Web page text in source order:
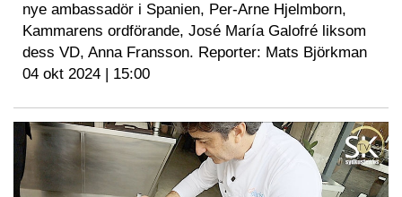
nye ambassadör i Spanien, Per-Arne Hjelmborn,
Kammarens ordförande, José María Galofré liksom
dess VD, Anna Fransson. Reporter: Mats Björkman
04 okt 2024 | 15:00